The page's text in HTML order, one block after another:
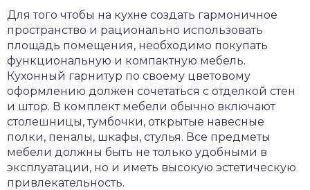
Для того чтобы на кухне создать гармоничное
пространство и рационально использовать
площадь помещения, необходимо покупать
функциональную и компактную мебель.
Кухонный гарнитур по своему цветовому
оформлению должен сочетаться с отделкой стен
и штор. В комплект мебели обычно включают
столешницы, тумбочки, открытые навесные
полки, пеналы, шкафы, стулья. Все предметы
мебели должны быть не только удобными в
эксплуатации, но и иметь высокую эстетическую
привлекательность.